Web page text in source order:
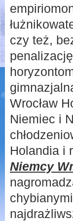
czy też,
Wrocław
Niemiec i
Holandia i
Niemcy